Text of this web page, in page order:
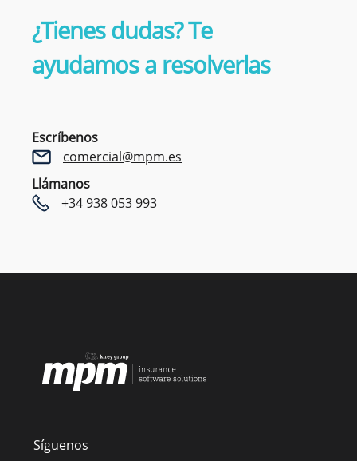
¿Tienes dudas? Te
ayudamos a resolverlas
Escríbenos
comercial@mpm.es
Llámanos
+34 938 053 993
Síguenos